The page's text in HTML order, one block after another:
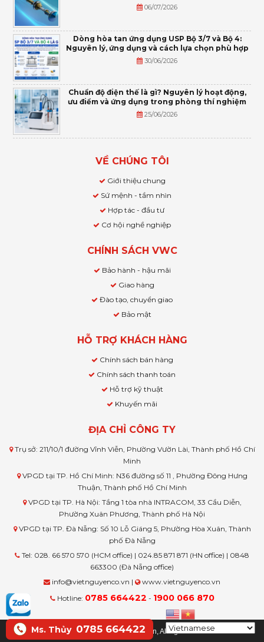
06/07/2026
Dòng hòa tan ứng dụng USP Bộ 3/7 và Bộ 4:
Nguyên lý, ứng dụng và cách lựa chọn phù hợp
30/06/2026
Chuẩn độ điện thế là gì? Nguyên lý hoạt động,
ưu điểm và ứng dụng trong phòng thí nghiệm
25/06/2026
VỀ CHÚNG TÔI
Giới thiệu chung
Sứ mệnh - tầm nhìn
Hợp tác - đầu tư
Cơ hội nghề nghiệp
CHÍNH SÁCH VWC
Bảo hành - hậu mãi
Giao hàng
Đào tạo, chuyển giao
Bảo mật
HỖ TRỢ KHÁCH HÀNG
Chính sách bán hàng
Chính sách thanh toán
Hỗ trợ kỹ thuật
Khuyến mãi
ĐỊA CHỈ CÔNG TY
Trụ sở: 211/10/1 đường Vĩnh Viễn, Phường Vườn Lài, Thành phố Hồ Chí
Minh
VPGD tại TP. Hồ Chí Minh: N36 đường số 11 , Phường Đông Hưng
Thuận, Thành phố Hồ Chí Minh
VPGD tại TP. Hà Nội: Tầng 1 tòa nhà INTRACOM, 33 Cầu Diễn,
Phường Xuân Phương, Thành phố Hà Nội
VPGD tại TP. Đà Nẵng: Số 10 Lỗ Giáng 5, Phường Hòa Xuân, Thành
phố Đà Nẵng
Tel: 028. 66 570 570 (HCM office) | 024.85 871 871 (HN office) | 0848
663300 (Đà Nẵng office)
info@vietnguyenco.vn |
www.vietnguyenco.vn
Hotline: 0785 664422 - 1900 066 870
© Copyright www.vietnguyenco.vn, All rights reserved
Ms. Thủy 0785 664422